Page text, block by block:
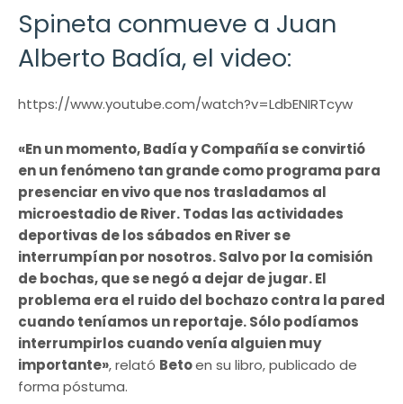
Spineta conmueve a Juan
Alberto Badía, el video:
https://www.youtube.com/watch?v=LdbENIRTcyw
«En un momento, Badía y Compañía se convirtió
en un fenómeno tan grande como programa para
presenciar en vivo que nos trasladamos al
microestadio de River. Todas las actividades
deportivas de los sábados en River se
interrumpían por nosotros. Salvo por la comisión
de bochas, que se negó a dejar de jugar. El
problema era el ruido del bochazo contra la pared
cuando teníamos un reportaje. Sólo podíamos
interrumpirlos cuando venía alguien muy
importante», relató Betoen su libro, publicado de
forma póstuma.